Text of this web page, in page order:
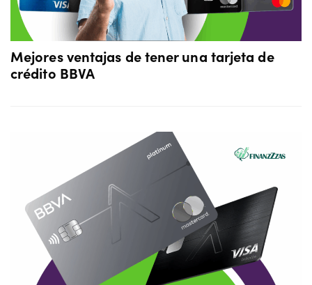
Mejores ventajas de tener una tarjeta de
crédito BBVA